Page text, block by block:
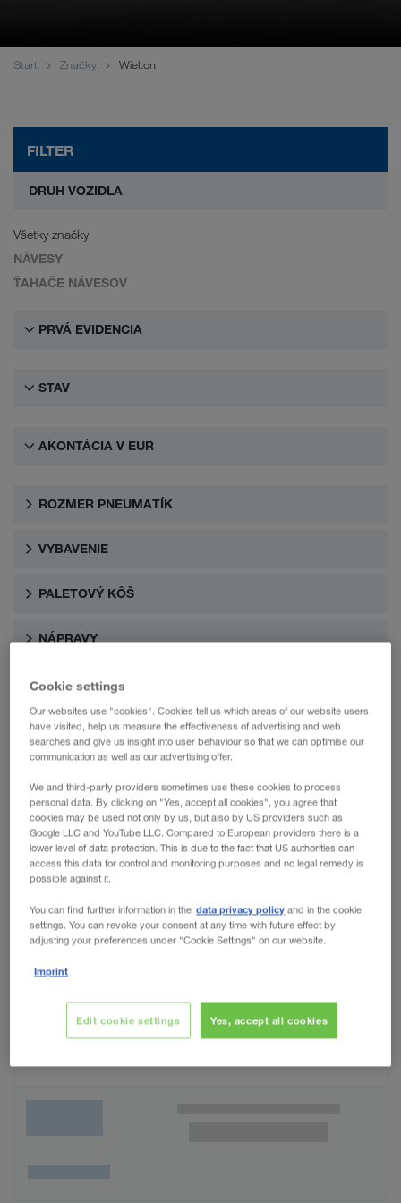
WALTER LEASING GmbH
Start Značky Wielton
FILTER
DRUH VOZIDLA
Všetky značky
NÁVESY
ŤAHAČE NÁVESOV
PRVÁ EVIDENCIA
STAV
AKONTÁCIA V EUR
ROZMER PNEUMATÍK
VYBAVENIE
PALETOVÝ KÔŠ
NÁPRAVY
Wunschliste
Cookie settings
Our websites use "cookies". Cookies tell us which areas of our website users
have visited, help us measure the effectiveness of advertising and web
searches and give us insight into user behaviour so that we can optimise our
communication as well as our advertising offer.
We and third-party providers sometimes use these cookies to process
personal data. By clicking on "Yes, accept all cookies", you agree that
cookies may be used not only by us, but also by US providers such as
Google LLC and YouTube LLC. Compared to European providers there is a
lower level of data protection. This is due to the fact that US authorities can
access this data for control and monitoring purposes and no legal remedy is
possible against it.
You can find further information in the data privacy policy and in the cookie
settings. You can revoke your consent at any time with future effect by
adjusting your preferences under "Cookie Settings" on our website.
Imprint
Yes, accept all cookies
Edit cookie settings